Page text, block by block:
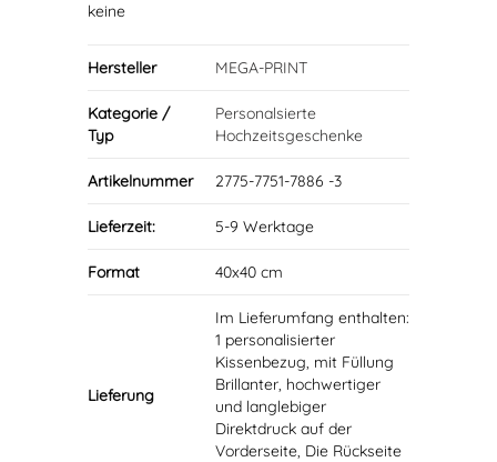
keine
Hersteller MEGA-PRINT
Kategorie /
Typ
Personalsierte
Hochzeitsgeschenke
Artikelnummer 2775-7751-7886 -3
Lieferzeit: 5-9 Werktage
Format 40x40 cm
Lieferung
Im Lieferumfang enthalten:
1 personalisierter
Kissenbezug, mit Füllung
Brillanter, hochwertiger
und langlebiger
Direktdruck auf der
Vorderseite, Die Rückseite